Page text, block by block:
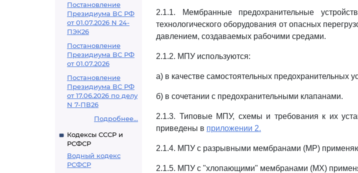
Постановление
Президиума ВС РФ
от 01.07.2026 N 24-
ПЭК26
Постановление
Президиума ВС РФ
от 01.07.2026
Постановление
Президиума ВС РФ
от 17.06.2026 по делу
N 7-ПВ26
Подробнее...
Кодексы СССР и
РСФСР
Водный кодекс
РСФСР
2.1.1. Мембранные предохранительные
технологического оборудования от опасных
давлением, создаваемых рабочими средами.
2.1.2. МПУ используются:
а) в качестве самостоятельных предохранительных
б) в сочетании с предохранительными клапанами.
2.1.3. Типовые МПУ, схемы и требования к их
приведены в приложении 2.
2.1.4. МПУ с разрывными мембранами (МР)
2.1.5. МПУ с "хлопающими" мембранами (МХ)